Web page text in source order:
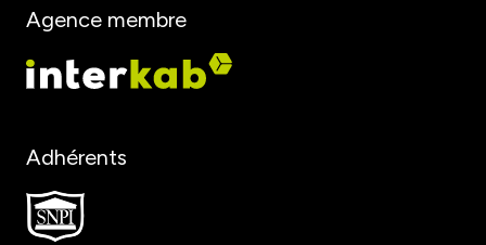
Agence membre
Adhérents